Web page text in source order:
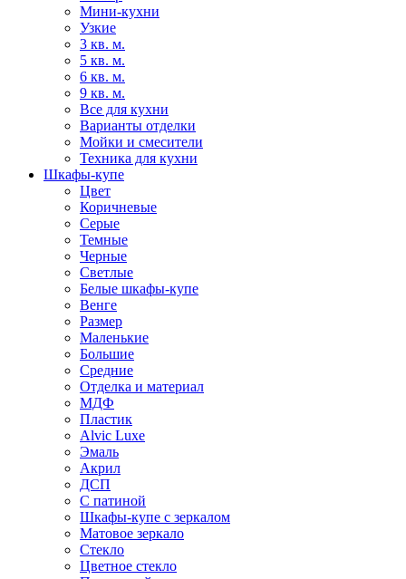
Мини-кухни
Узкие
3 кв. м.
5 кв. м.
6 кв. м.
9 кв. м.
Все для кухни
Варианты отделки
Мойки и смесители
Техника для кухни
Шкафы-купе
Цвет
Коричневые
Серые
Темные
Черные
Светлые
Белые шкафы-купе
Венге
Размер
Маленькие
Большие
Средние
Отделка и материал
МДФ
Пластик
Alvic Luxe
Эмаль
Акрил
ДСП
С патиной
Шкафы-купе с зеркалом
Матовое зеркало
Стекло
Цветное стекло